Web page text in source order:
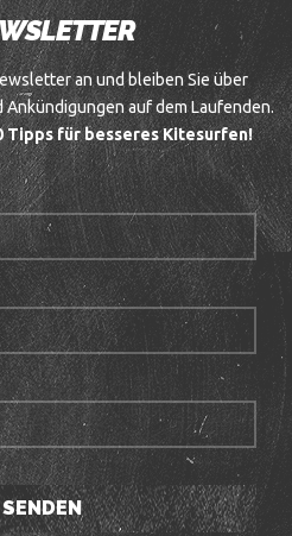
an und bleiben Sie über
auf dem Laufenden.
Tipps für besseres Kitesurfen!
SENDEN